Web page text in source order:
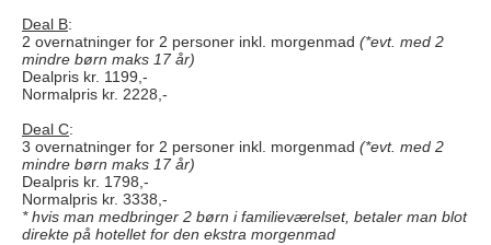
Deal B:
2 overnatninger for 2 personer inkl. morgenmad (*evt. med 2
mindre børn maks 17 år)
Dealpris kr. 1199,-
Normalpris kr. 2228,-
Deal C:
3 overnatninger for 2 personer inkl. morgenmad (*evt. med 2
mindre børn maks 17 år)
Dealpris kr. 1798,-
Normalpris kr. 3338,-
* hvis man medbringer 2 børn i familieværelset, betaler man blot
direkte på hotellet for den ekstra morgenmad